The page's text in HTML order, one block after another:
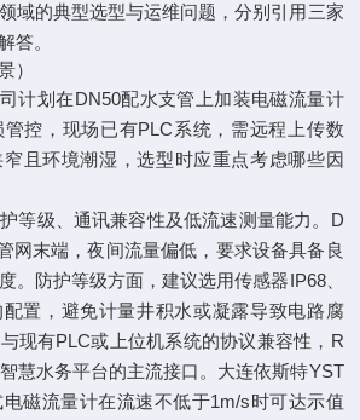
域的典型选型与运维问题，分别引用三家
答。
）
计划在DN50配水支管上加装电磁流量计
控，现场已有PLC系统，需远程上传数
且环境潮湿，选型时应重点考虑哪些因
等级、通讯兼容性及低流速测量能力。D
网末端，夜间流量偏低，要求设备具备良
。防护等级方面，建议选用传感器IP68、
置，避免计量井积水或凝露导致电路腐
现有PLC或上位机系统的协议兼容性，R
慧水务平台的主流接口。大连依斯特YST
磁流量计在流速不低于1m/s时可达示值